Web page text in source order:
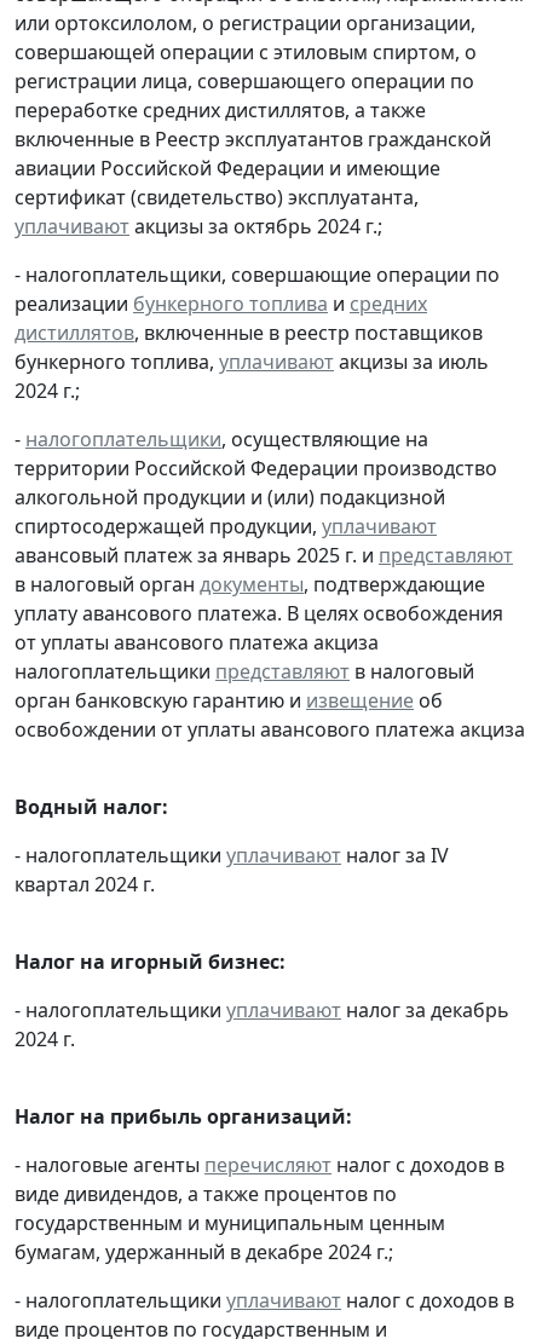
или ортоксилолом, о регистрации организации,
совершающей операции с этиловым спиртом, о
регистрации лица, совершающего операции по
переработке средних дистиллятов, а также
включенные в Реестр эксплуатантов гражданской
авиации Российской Федерации и имеющие
сертификат (свидетельство) эксплуатанта,
уплачиваютакцизы за октябрь 2024 г.;
- налогоплательщики, совершающие операции по
реализации бункерного топлива и средних
дистиллятов, включенные в реестр поставщиков
бункерного топлива, уплачиваютакцизы за июль
2024 г.;
- налогоплательщики, осуществляющие на
территории Российской Федерации производство
алкогольной продукции и (или) подакцизной
спиртосодержащей продукции, уплачивают
авансовый платеж за январь 2025 г. и представляют
в налоговый орган документы, подтверждающие
уплату авансового платежа. В целях освобождения
от уплаты авансового платежа акциза
налогоплательщики представляют в налоговый
орган банковскую гарантию и извещение об
освобождении от уплаты авансового платежа акциза
Водный налог:
- налогоплательщики уплачивают налог за IV
квартал 2024 г.
Налог на игорный бизнес:
- налогоплательщики уплачивают налог за декабрь
2024 г.
Налог на прибыль организаций:
- налоговые агенты перечисляют налог с доходов в
виде дивидендов, а также процентов по
государственным и муниципальным ценным
бумагам, удержанный в декабре 2024 г.;
- налогоплательщики уплачивают налог с доходов в
виде процентов по государственным и